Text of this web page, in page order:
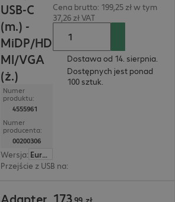
USB-C
(m.) -
MiDP/HD
MI/VGA
(ż.)
Numer
produktu:
4555961
Numer
producenta:
00200306
Wersja:
Europa
Przejście z USB na:
Cena brutto: 199,25 zł w tym
37,26 zł VAT
Dostawa od 14. sierpnia.
Dostępnych jest ponad
100 sztuk.
Adapter 173,99 zł